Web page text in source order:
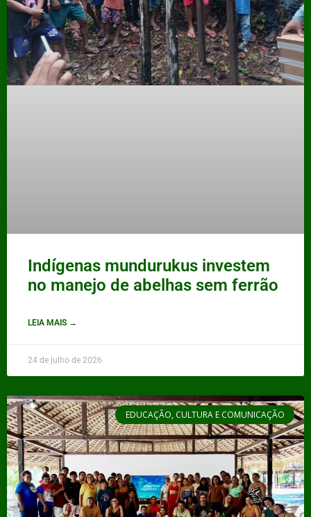
Indígenas mundurukus investem
no manejo de abelhas sem ferrão
LEIA MAIS →
24 de julho de 2026
EDUCAÇÃO, CULTURA E COMUNICAÇÃO